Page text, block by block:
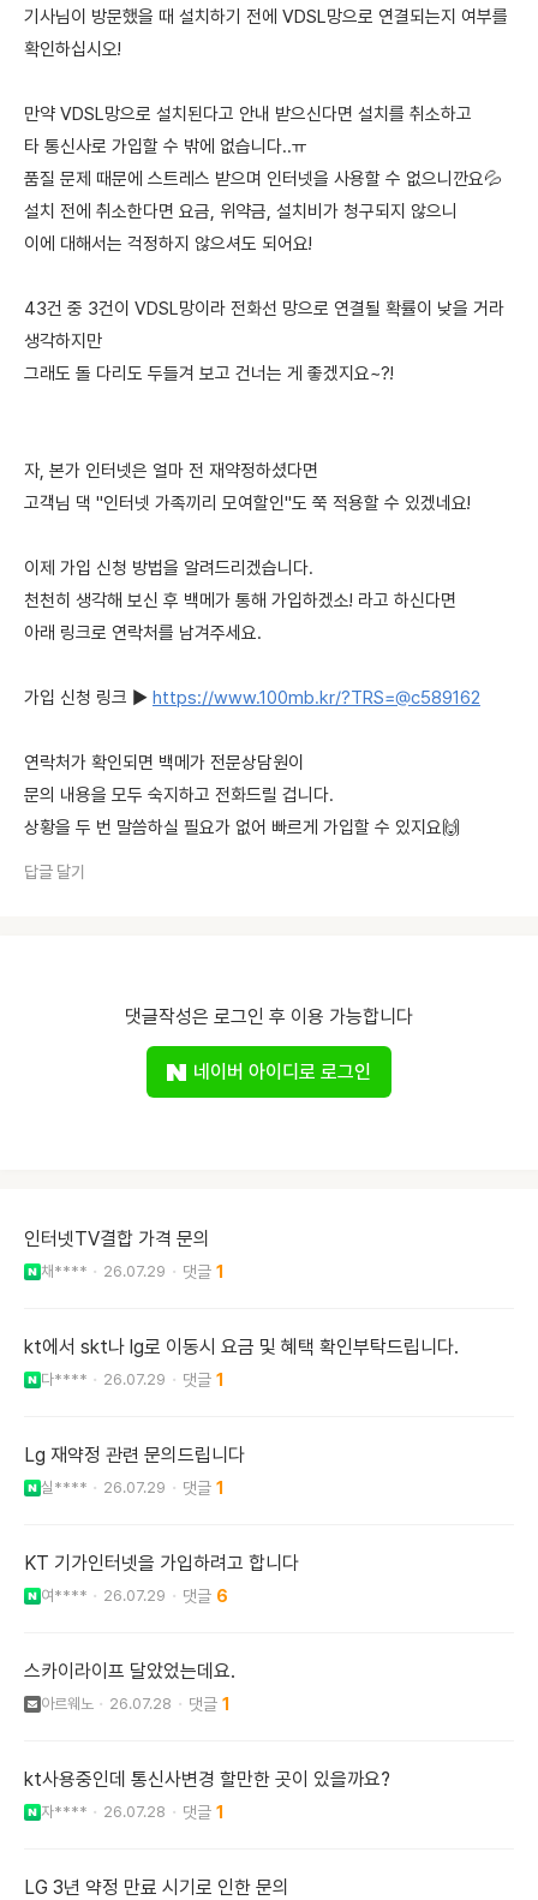
기사님이 방문했을 때 설치하기 전에 VDSL망으로 연결되는지 여부를
확인하십시오!
만약 VDSL망으로 설치된다고 안내 받으신다면 설치를 취소하고
타 통신사로 가입할 수 밖에 없습니다..ㅠ
품질 문제 때문에 스트레스 받으며 인터넷을 사용할 수 없으니깐요💦
설치 전에 취소한다면 요금, 위약금, 설치비가 청구되지 않으니
이에 대해서는 걱정하지 않으셔도 되어요!
43건 중 3건이 VDSL망이라 전화선 망으로 연결될 확률이 낮을 거라
생각하지만
그래도 돌 다리도 두들겨 보고 건너는 게 좋겠지요~?!
자, 본가 인터넷은 얼마 전 재약정하셨다면
고객님 댁 "인터넷 가족끼리 모여할인"도 쭉 적용할 수 있겠네요!
이제 가입 신청 방법을 알려드리겠습니다.
천천히 생각해 보신 후 백메가 통해 가입하겠소! 라고 하신다면
아래 링크로 연락처를 남겨주세요.
가입 신청 링크 ▶ https://www.100mb.kr/?TRS=@c589162
연락처가 확인되면 백메가 전문상담원이
문의 내용을 모두 숙지하고 전화드릴 겁니다.
상황을 두 번 말씀하실 필요가 없어 빠르게 가입할 수 있지요🙌
답글 달기
댓글작성은 로그인 후 이용 가능합니다
네이버 아이디로 로그인
인터넷TV결합 가격 문의
채**** 26.07.29 1
kt에서 skt나 lg로 이동시 요금 및 혜택 확인부탁드립니다.
다**** 26.07.29 1
Lg 재약정 관련 문의드립니다
실**** 26.07.29 1
KT 기가인터넷을 가입하려고 합니다
여**** 26.07.29 6
스카이라이프 달았었는데요.
아르웨노 26.07.28 1
kt사용중인데 통신사변경 할만한 곳이 있을까요?
자**** 26.07.28 1
LG 3년 약정 만료 시기로 인한 문의